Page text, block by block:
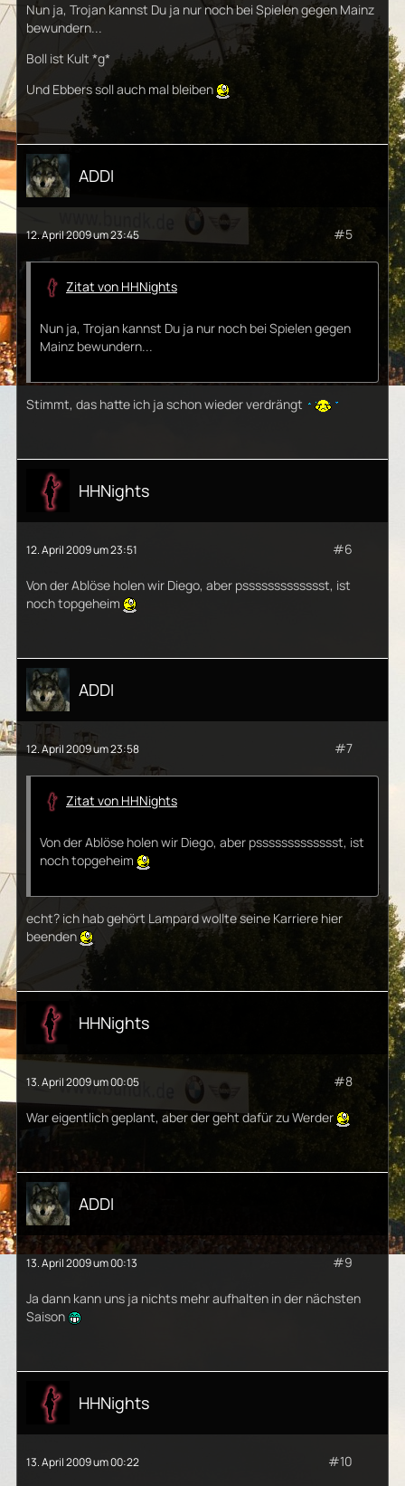
Nun ja, Trojan kannst Du ja nur noch bei Spielen gegen Mainz
bewundern...
Boll ist Kult *g*
Und Ebbers soll auch mal bleiben
ADDI
12. April 2009 um 23:45 #5
Zitat von HHNights
Nun ja, Trojan kannst Du ja nur noch bei Spielen gegen
Mainz bewundern...
Stimmt, das hatte ich ja schon wieder verdrängt
HHNights
12. April 2009 um 23:51 #6
Von der Ablöse holen wir Diego, aber pssssssssssssst, ist
noch topgeheim
ADDI
12. April 2009 um 23:58 #7
Zitat von HHNights
Von der Ablöse holen wir Diego, aber pssssssssssssst, ist
noch topgeheim
echt? ich hab gehört Lampard wollte seine Karriere hier
beenden
HHNights
13. April 2009 um 00:05 #8
War eigentlich geplant, aber der geht dafür zu Werder
ADDI
13. April 2009 um 00:13 #9
Ja dann kann uns ja nichts mehr aufhalten in der nächsten
Saison
HHNights
13. April 2009 um 00:22 #10